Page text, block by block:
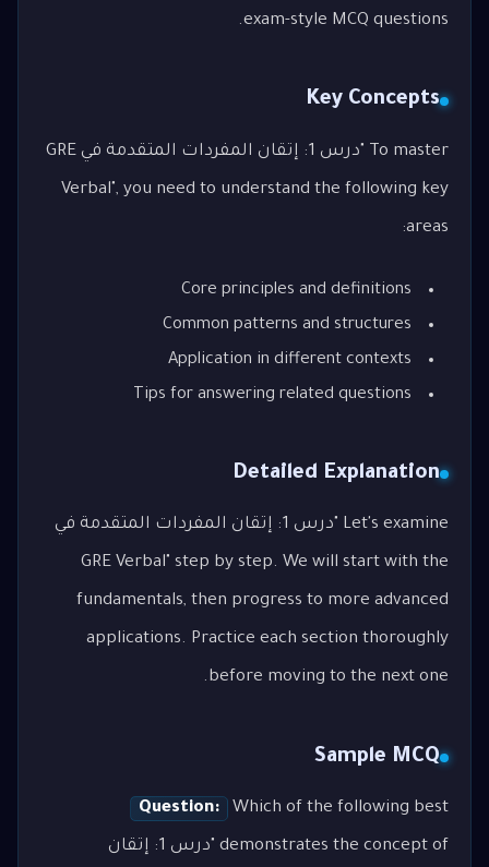
exam-style MCQ questions.
Key Concepts
To master "درس 1: إتقان المفردات المتقدمة في GRE
Verbal", you need to understand the following key
areas:
Core principles and definitions
Common patterns and structures
Application in different contexts
Tips for answering related questions
Detailed Explanation
Let's examine "درس 1: إتقان المفردات المتقدمة في
GRE Verbal" step by step. We will start with the
fundamentals, then progress to more advanced
applications. Practice each section thoroughly
before moving to the next one.
Sample MCQ
Question: Which of the following best
demonstrates the concept of "درس 1: إتقان